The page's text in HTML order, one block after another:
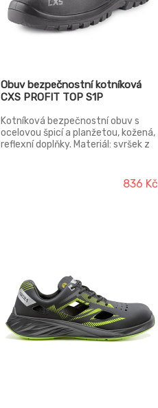
Obuv bezpečnostní kotníková
CXS PROFIT TOP S1P
Kotníková bezpečnostní obuv s
ocelovou špicí a planžetou, kožená,
reflexní doplňky. Materiál: svršek z
štípenkou s PU filmem, polstrovaný
textilní límec, prodyšná a oděru
836 Kč